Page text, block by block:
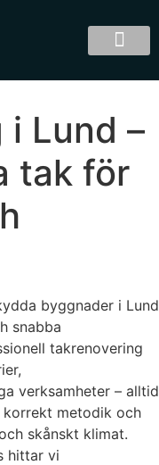
i Lund –
tak för
byggnader i Lund
snabba
takrenovering
verksamheter – alltid
korrekt metodik och
skånskt klimat.
hittar vi